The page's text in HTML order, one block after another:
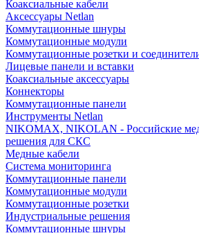
Коаксиальные кабели
Аксессуары Netlan
Коммутационные шнуры
Коммутационные модули
Коммутационные розетки и
Лицевые панели и вставки
Коаксиальные аксессуары
Коннекторы
Коммутационные панели
Инструменты Netlan
NIKOMAX, NIKOLAN - Российские
решения для СКС
Медные кабели
Система мониторинга
Коммутационные панели
Коммутационные модули
Коммутационные розетки
Индустриальные решения
Коммутационные шнуры